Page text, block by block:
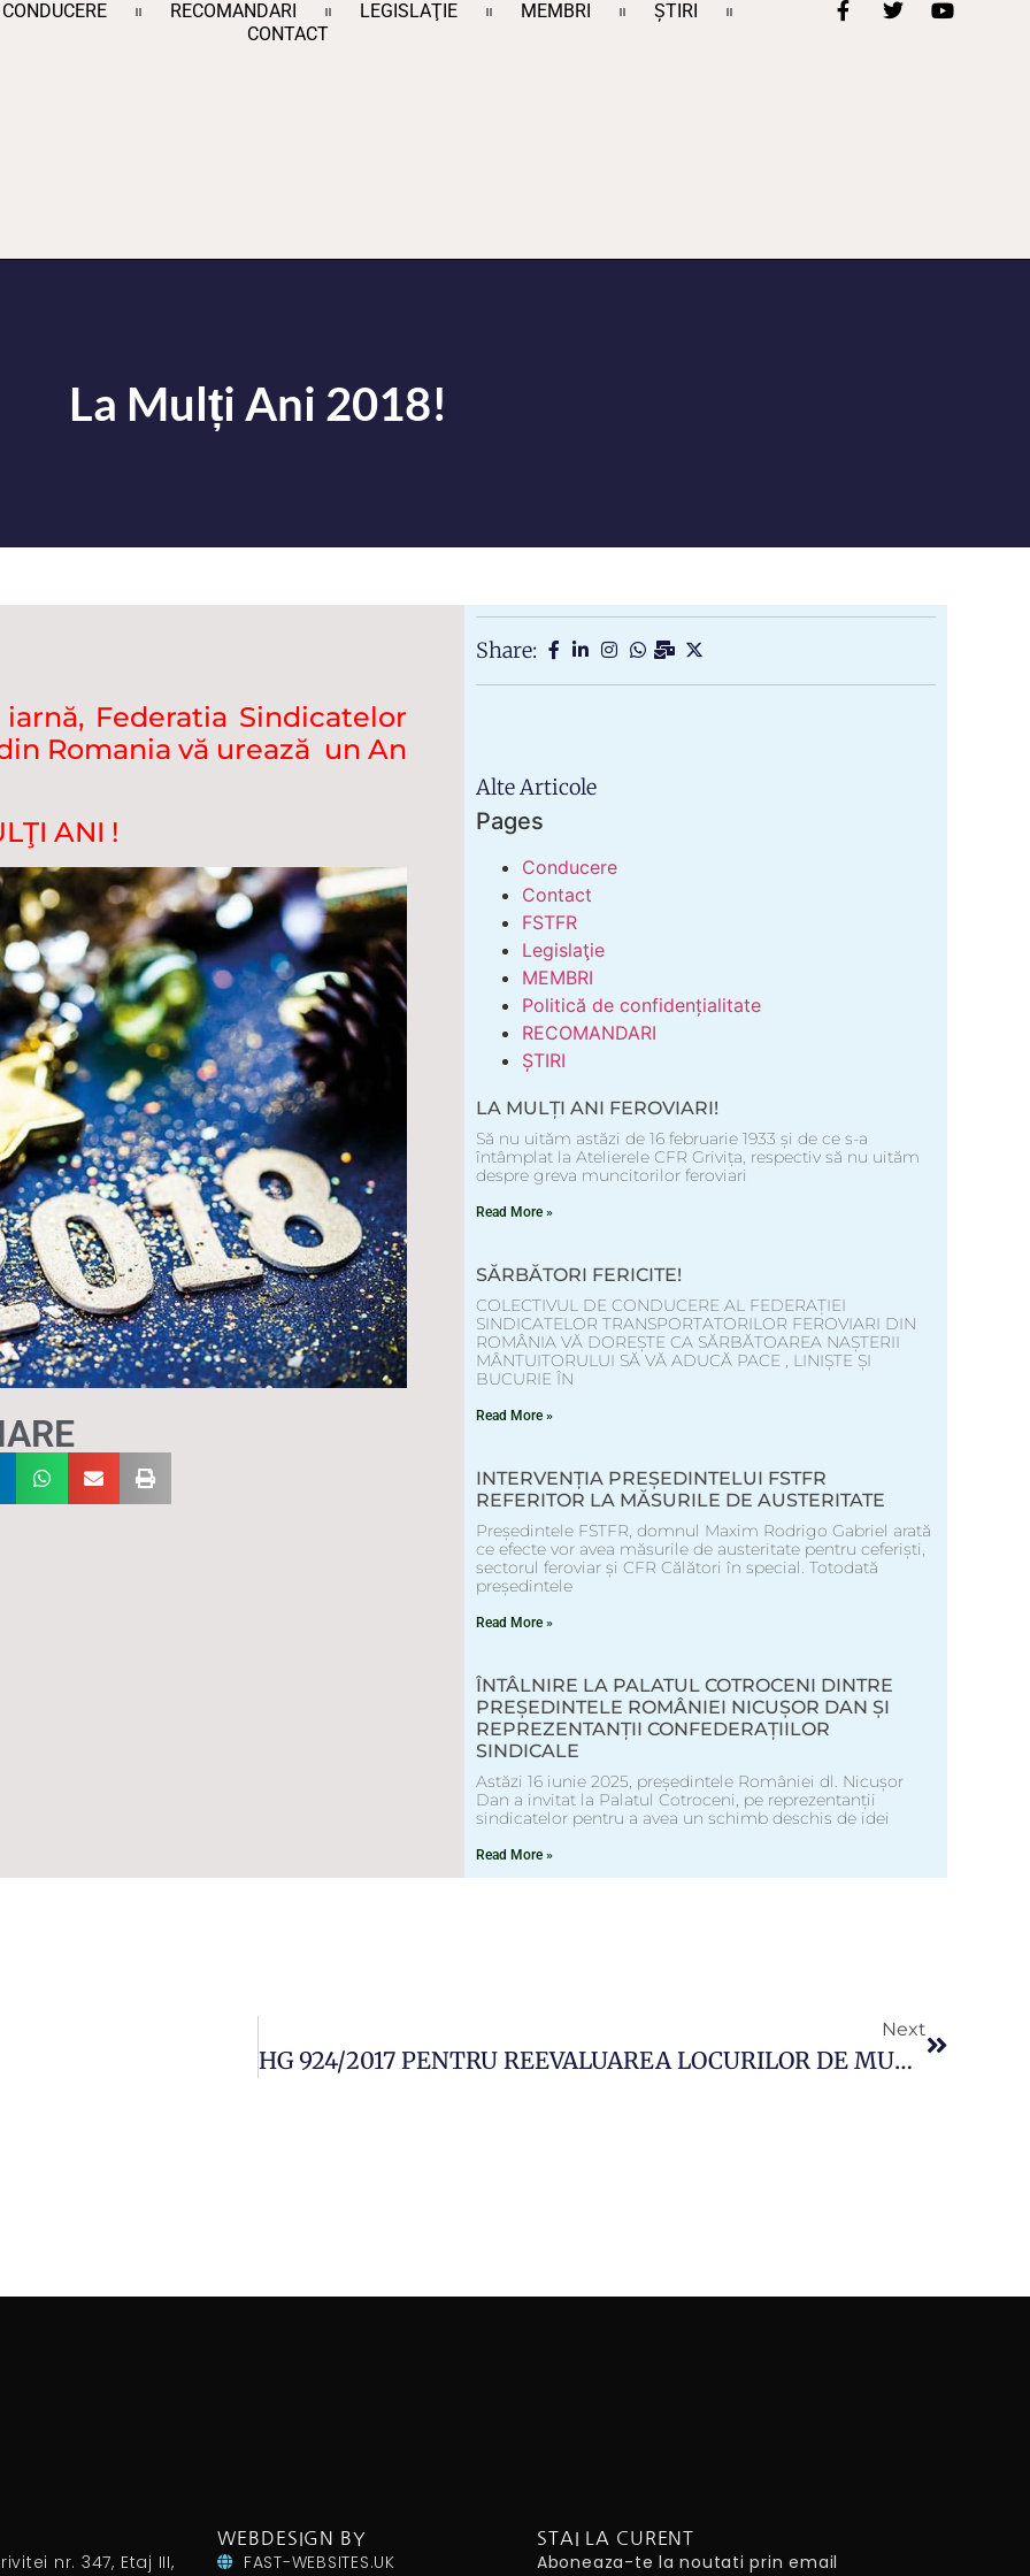
CONDUCERE RECOMANDARI LEGISLAŢIE MEMBRI
ȘTIRI
CONTACT
La Mulți Ani 2018!
Federatia Sindicatelor
Romania vă urează un An
ANI !
Share:
Alte Articole
Pages
Conducere
Contact
FSTFR
Legislaţie
MEMBRI
Politică de confidențialitate
RECOMANDARI
ȘTIRI
LA MULȚI ANI FEROVIARI!
Să nu uităm astăzi de 16 februarie 1933 și de ce s-a
întâmplat la Atelierele CFR Grivița, respectiv să nu uităm
despre greva muncitorilor feroviari
Read More »
SĂRBĂTORI FERICITE!
COLECTIVUL DE CONDUCERE AL FEDERAȚIEI
SINDICATELOR TRANSPORTATORILOR FEROVIARI DIN
ROMÂNIA VĂ DOREȘTE CA SĂRBĂTOAREA NAȘTERII
MÂNTUITORULUI SĂ VĂ ADUCĂ PACE , LINIȘTE ȘI
BUCURIE ÎN
Read More »
INTERVENȚIA PREȘEDINTELUI FSTFR
REFERITOR LA MĂSURILE DE AUSTERITATE
Președintele FSTFR, domnul Maxim Rodrigo Gabriel arată
ce efecte vor avea măsurile de austeritate pentru ceferiști,
sectorul feroviar și CFR Călători în special. Totodată
președintele
Read More »
ÎNTÂLNIRE LA PALATUL COTROCENI DINTRE
PREȘEDINTELE ROMÂNIEI NICUȘOR DAN ȘI
REPREZENTANȚII CONFEDERAȚIILOR
SINDICALE
Astăzi 16 iunie 2025, președintele României dl. Nicușor
Dan a invitat la Palatul Cotroceni, pe reprezentanții
sindicatelor pentru a avea un schimb deschis de idei
Read More »
Next
HG 924/2017 PENTRU REEVALUAREA LOCURILOR DE MUNCĂ ÎN CONDIȚII SPECIALE
nr. 347, Etaj III,
WEBDESIGN BY
FAST-WEBSITES.UK
STAI LA CURENT
Aboneaza-te la noutati prin email